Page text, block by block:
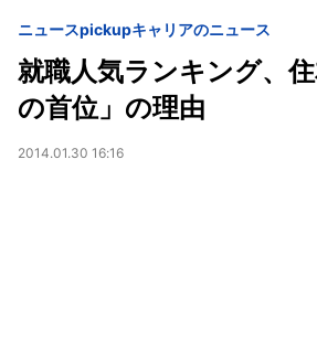
ニュースpickupキャリアのニュース
就職人気ランキング、
の首位」の理由
2014.01.30 16:16